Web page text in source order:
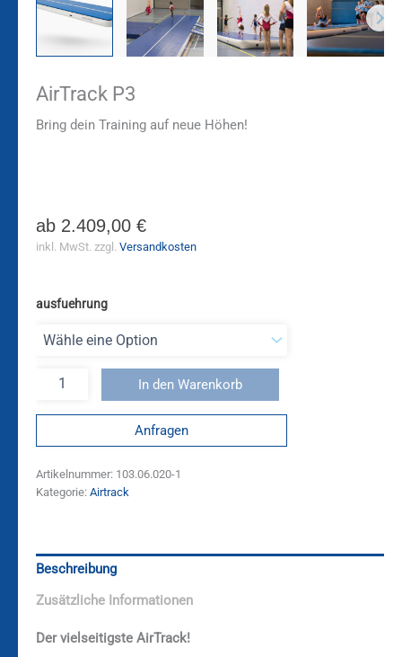
AirTrack P3
Bring dein Training auf neue Höhen!
ab 2.409,00 €
inkl. MwSt. zzgl. Versandkosten
ausfuehrung
In den Warenkorb
Anfragen
Artikelnummer: 103.06.020-1
Kategorie: Airtrack
Beschreibung
Zusätzliche Informationen
Der vielseitigste AirTrack!